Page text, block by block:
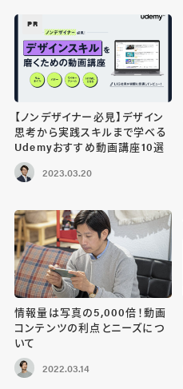
PR
【ノンデザイナー必見】デザイン
思考から実践スキルまで学べる
Udemyおすすめ動画講座10選
2023.03.20
情報量は写真の5,000倍！動画
コンテンツの利点とニーズにつ
いて
2022.03.14